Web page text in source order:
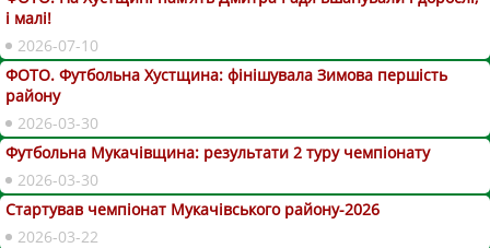
і малі!
2026-07-10
ФОТО. Футбольна Хустщина: фінішувала Зимова першість
району
2026-03-30
Футбольна Мукачівщина: результати 2 туру чемпіонату
2026-03-30
Стартував чемпіонат Мукачівського району-2026
2026-03-22